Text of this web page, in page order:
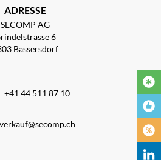
ADRESSE
SECOMP AG
6
Bassersdorf
+41 44 511 87 10
verkauf@secomp.ch